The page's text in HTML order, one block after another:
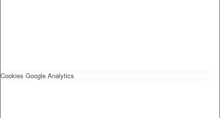
Cookies Google Analytics